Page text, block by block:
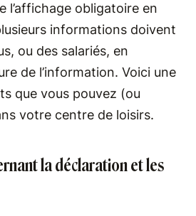
l’affichage obligatoire en
informations doivent
ou des salariés, en
de l’information. Voici une
que vous pouvez (ou
votre centre de loisirs.
la déclaration et les